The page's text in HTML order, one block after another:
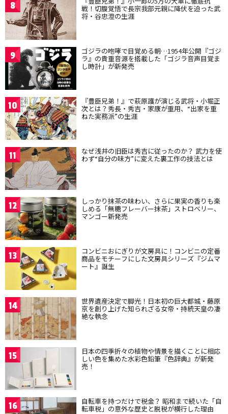
8 戦！切腹覚悟で長宗我部元親に降伏を迫った武
将・谷忠澄の生涯
9 ゴジラの咆哮で目覚める朝…1954年公開『ゴジ
ラ』の貴重音源を搭載した「ゴジラ音声目覚ま
し時計」が新発売
10 『豊臣兄弟！』で萩原護が演じる武将・小堀正
次とは？秀長・秀吉・家康が重用、“出家を重
ねた実務派”の生涯
11 なぜ浅井の旧臣は秀吉に従ったのか？ 武力を使
わず“自分の味方”に変えた裏工作の技法とは
12 しっかり抹茶の味わい、さらに果実の香りも楽
しめる「無糖フレーバー抹茶」ストロベリー、
マンゴー新発売
13 コンビニおにぎりが文房具に！コンビニの定番
商品をモチーフにした文房具シリーズ『ジムマ
ート』誕生
14 世界遺産決定で脚光！日本初の巨大都城・藤原
京を創り上げた知られざる女帝・持統天皇の凄
絶な執念
15 日本の四季折々の植物や情景を描くことに相応
しい色を集めた水彩色鉛筆『色辞典』が新発
売！
16 自転車を持つだけで税金？ 昭和まで続いた「自
転車税」の意外な歴史と脱税が横行した理由